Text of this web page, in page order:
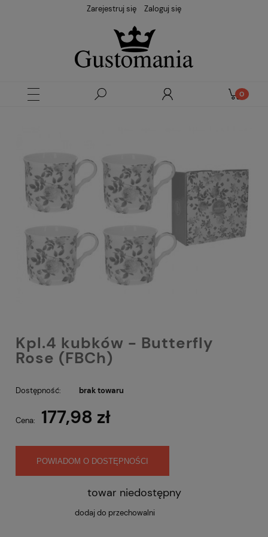
Zarejestruj się Zaloguj się
Kpl.4 kubków - Butterfly
Rose (FBCh)
Dostępność: brak towaru
Cena: 177,98 zł
POWIADOM O DOSTĘPNOŚCI
towar niedostępny
dodaj do przechowalni